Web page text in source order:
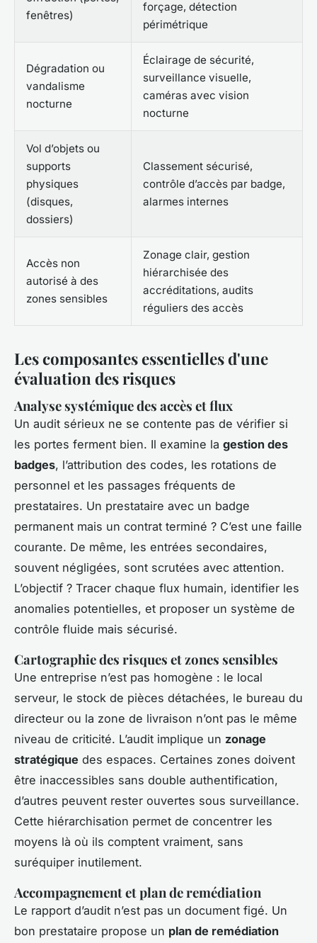
fenêtres)
forçage, détection
périmétrique
Dégradation ou
vandalisme
nocturne
Éclairage de sécurité,
surveillance visuelle,
caméras avec vision
nocturne
Vol d’objets ou
supports
physiques
(disques,
dossiers)
Classement sécurisé,
contrôle d’accès par badge,
alarmes internes
Accès non
autorisé à des
zones sensibles
Zonage clair, gestion
hiérarchisée des
accréditations, audits
réguliers des accès
Les composantes essentielles d'une
évaluation des risques
Analyse systémique des accès et flux
Un audit sérieux ne se contente pas de vérifier si
les portes ferment bien. Il examine la gestion des
badges, l’attribution des codes, les rotations de
personnel et les passages fréquents de
prestataires. Un prestataire avec un badge
permanent mais un contrat terminé ? C’est une faille
courante. De même, les entrées secondaires,
souvent négligées, sont scrutées avec attention.
L’objectif ? Tracer chaque flux humain, identifier les
anomalies potentielles, et proposer un système de
contrôle fluide mais sécurisé.
Cartographie des risques et zones sensibles
Une entreprise n’est pas homogène : le local
serveur, le stock de pièces détachées, le bureau du
directeur ou la zone de livraison n’ont pas le même
niveau de criticité. L’audit implique un zonage
stratégique des espaces. Certaines zones doivent
être inaccessibles sans double authentification,
d’autres peuvent rester ouvertes sous surveillance.
Cette hiérarchisation permet de concentrer les
moyens là où ils comptent vraiment, sans
suréquiper inutilement.
Accompagnement et plan de remédiation
Le rapport d’audit n’est pas un document figé. Un
bon prestataire propose un plan de remédiation